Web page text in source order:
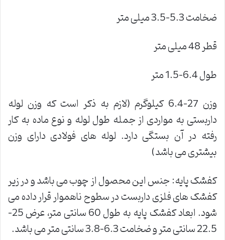
ضخامت 5.3-3.5 میلی متر
قطر 48 میلی متر
طول 6.4-1.5 متر
وزن 27-6.4 کیلوگرم (لازم به ذکر است که وزن لوله
داربستی به مواردی از جمله طول لوله و نوع ماده به کار
رفته در آن بستگی دارد. لوله های فولادی دارای وزن
بیشتری می باشد)
کفشک پایه: جنس این محصول از چوب می باشد و در زیر
کفشک های فلزی داربست در سطوح ناهموار قرار داده می
شود. ابعاد کفشک پایه به طول 60 سانتی متر، عرض 25-
22.5 سانتی متر و ضخامت 6.3-3.8 سانتی متر می باشد.